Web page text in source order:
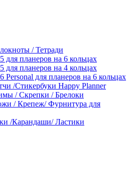
/ Тетради
для планеров на 6 кольцах
для планеров на 4 кольцах
для планеров на 6 кольцах
/Стикербуки Happy Planner
/ Скрепки / Брелоки
/ Крепеж/ Фурнитура для
/Карандаши/ Ластики